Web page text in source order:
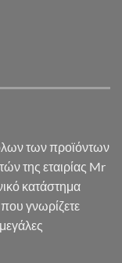
των προϊόντων
της εταιρίας Mr
κατάστημα
γνωρίζετε